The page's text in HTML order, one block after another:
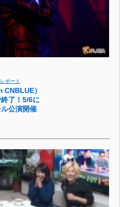
ポート
）
了！5/6に
公演開催